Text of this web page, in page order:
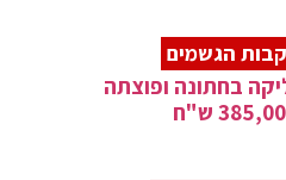
הגשמים
בחתונה ופוצתה